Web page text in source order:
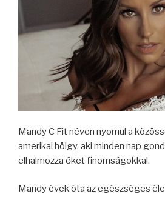
Mandy C Fit néven nyomul a
amerikai hölgy, aki minden nap
elhalmozza őket finomságokkal.
Mandy évek óta az egészséges